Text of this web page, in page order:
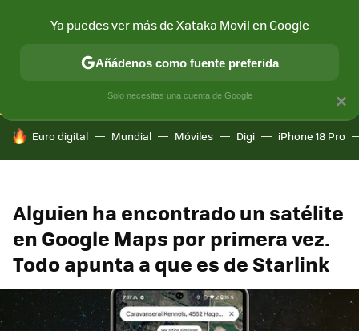
CONECTIVIDAD MÓVIL Y SOCIEDAD APLICACIONES
HOY SE HABLA DE
Euro digital Mundial Móviles Digi iPhone 18 Pro
Alguien ha encontrado un satélite
en Google Maps por primera vez.
Todo apunta a que es de Starlink
×
Ya puedes ver más de Xataka Movil en Google
Añádenos como fuente preferida
Solo necesitas una cuenta de Google